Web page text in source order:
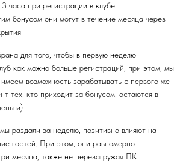
часа при регистрации в клубе.
бонусом они могут в течение месяца через
для того, чтобы в первую неделю
как можно больше регистраций, при этом, мы
возможность зарабатывать с первого же
тех, кто приходит за бонусом, остаются в
раздали за неделю, позитивно влияют на
гостей. При этом, они равномерно
месяца, также не перезагружая ПК